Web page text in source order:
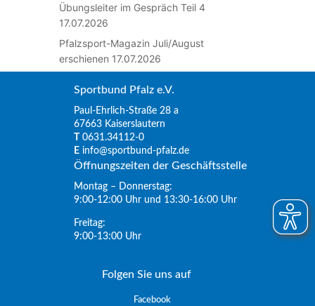
Übungsleiter im Gespräch Teil 4
17.07.2026
Pfalzsport-Magazin Juli/August
erschienen 17.07.2026
Sportbund Pfalz e.V.
Paul-Ehrlich-Straße 28 a
67663 Kaiserslautern
T0631.34112-0
E info@sportbund-pfalz.de
Öffnungszeiten der Geschäftsstelle
Montag – Donnerstag:
9:00-12:00 Uhr und 13:30-16:00 Uhr
Freitag:
9:00-13:00 Uhr
Folgen Sie uns auf
Facebook